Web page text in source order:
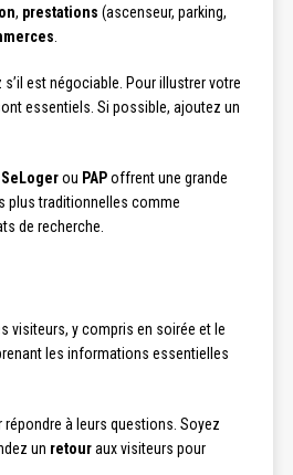
, prestations (ascenseur, parking,
est négociable. Pour illustrer votre
essentiels. Si possible, ajoutez un
SeLogerou PAPoffrent une grande
plus traditionnelles comme
de recherche.
visiteurs, y compris en soirée et le
les informations essentielles
à leurs questions. Soyez
un retouraux visiteurs pour